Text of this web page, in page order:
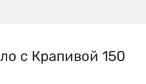
с Крапивой 150